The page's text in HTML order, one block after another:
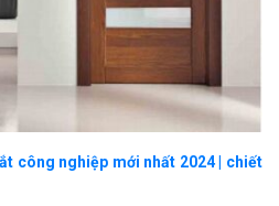
công nghiệp mới nhất 2024 | chiết